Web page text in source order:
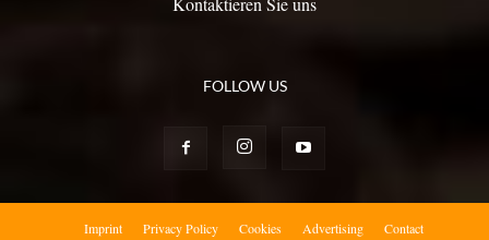
FOLLOW US
Imprint Privacy Policy Cookies Advertising Contact